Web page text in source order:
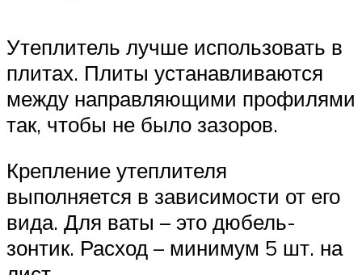
Утеплитель лучше использовать в
плитах. Плиты устанавливаются
между направляющими профилями
так, чтобы не было зазоров.
Крепление утеплителя
выполняется в зависимости от его
вида. Для ваты – это дюбель-
зонтик. Расход – минимум 5 шт. на